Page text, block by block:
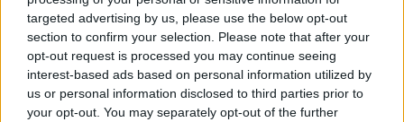
targeted advertising by us, please use the below opt-out
section to confirm your selection. Please note that after your
opt-out request is processed you may continue seeing
interest-based ads based on personal information utilized by
us or personal information disclosed to third parties prior to
your opt-out. You may separately opt-out of the further